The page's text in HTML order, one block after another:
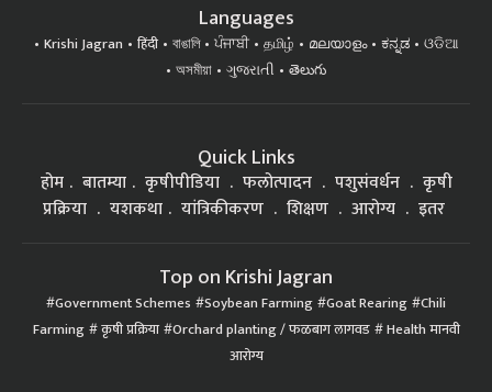
Languages
Krishi Jagran हिंदी বাঙালি ਪੰਜਾਬੀ தமிழ் മലയാളം ಕನ್ನಡ
ଓଡିଆ
অসমীয়া
ગુજરાતી తెలుగు
Quick Links
होम बातम्या कृषीपीडिया फलोत्पादन पशुसंवर्धन
कृषी
प्रक्रिया
यशकथा यांत्रिकीकरण शिक्षण आरोग्य इतर
Top on Krishi Jagran
Government Schemes Soybean Farming Goat Rearing Chili
Farming कृषी प्रक्रिया Orchard planting / फळबाग लागवड Health मानवी
आरोग्य